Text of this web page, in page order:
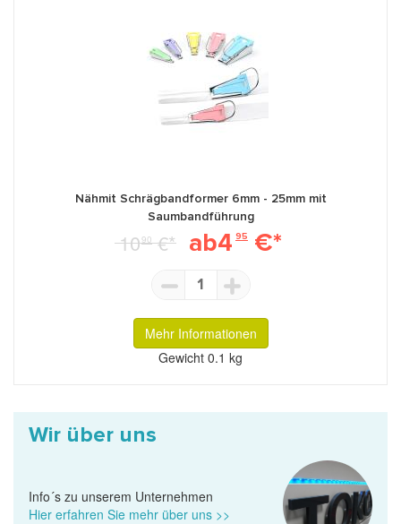
Nähmit Schrägbandformer 6mm - 25mm mit
Saumbandführung
1090€* ab4 95 €*
1
Mehr Informationen
Gewicht 0.1 kg
Wir über uns
Info´s zu unserem Unternehmen
Hier erfahren Sie mehr über uns >>